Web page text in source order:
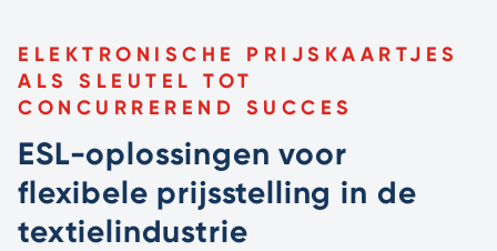
ELEKTRONISCHE PRIJSKAARTJES
ALS SLEUTEL TOT
CONCURREREND SUCCES
ESL-oplossingen voor
flexibele prijsstelling in de
textielindustrie